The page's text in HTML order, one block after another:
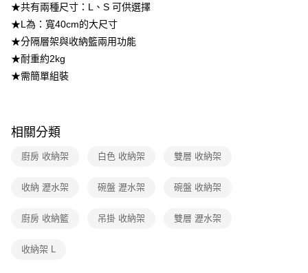
★共有兩種尺寸：L、S 可供選擇
★L為：寬40cm的大尺寸
★分隔層架與收納籃兩用功能
★耐重約2kg
★需簡單組裝
相關分類
廚房 收納架 白色 收納架 雙層 收納架
收納 瀝水架 碗盤 瀝水架 碗盤 收納架
廚房 收納籃 吊掛 收納架 雙層 瀝水架
收納架 L